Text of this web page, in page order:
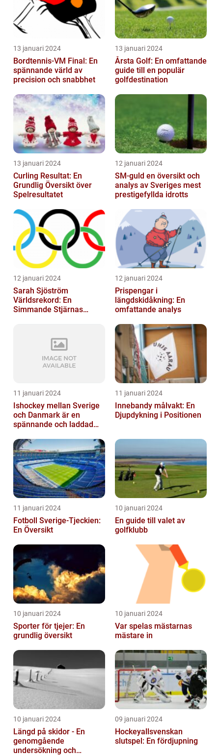
13 januari 2024
Bordtennis-VM Final: En
spännande värld av
precision och snabbhet
13 januari 2024
Årsta Golf: En omfattande
guide till en populär
golfdestination
13 januari 2024
Curling Resultat: En
Grundlig Översikt över
Spelresultatet
12 januari 2024
SM-guld en översikt och
analys av Sveriges mest
prestigefyllda idrotts
12 januari 2024
Sarah Sjöström
Världsrekord: En
Simmande Stjärnas
12 januari 2024
Prispengar i
längdskidåkning: En
omfattande analys
11 januari 2024
Ishockey mellan Sverige
och Danmark är en
spännande och laddad
historia
11 januari 2024
Innebandy målvakt: En
Djupdykning i Positionen
11 januari 2024
Fotboll Sverige-Tjeckien:
En Översikt
10 januari 2024
En guide till valet av
golfklubb
10 januari 2024
Sporter för tjejer: En
grundlig översikt
10 januari 2024
Var spelas mästarnas
mästare in
10 januari 2024
Längd på skidor - En
genomgående
undersökning och
09 januari 2024
Hockeyallsvenskan
slutspel: En fördjupning